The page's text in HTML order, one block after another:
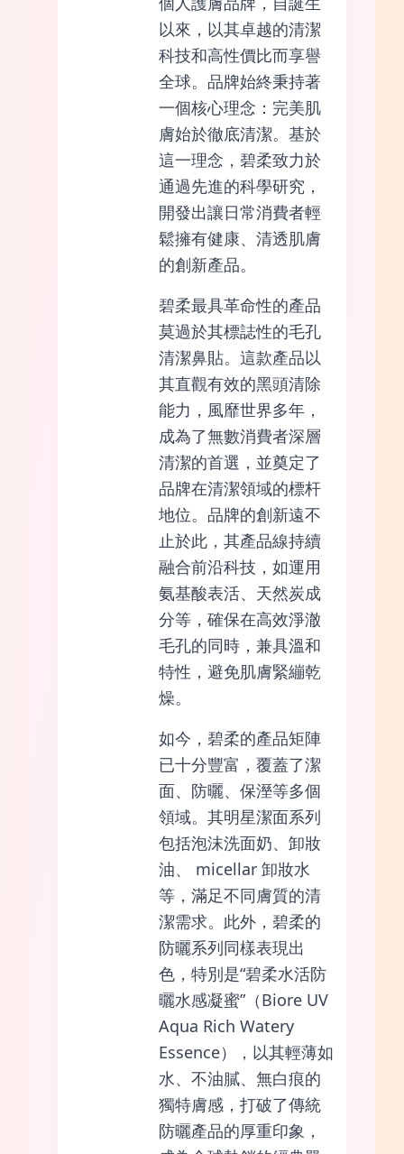
以來，以其卓越的清潔
科技和高性價比而享譽
全球。品牌始終秉持著
一個核心理念：完美肌
膚始於徹底清潔。基於
這一理念，碧柔致力於
通過先進的科學研究，
開發出讓日常消費者輕
鬆擁有健康、清透肌膚
的創新產品。
碧柔最具革命性的產品
莫過於其標誌性的毛孔
清潔鼻貼。這款產品以
其直觀有效的黑頭清除
能力，風靡世界多年，
成為了無數消費者深層
清潔的首選，並奠定了
品牌在清潔領域的標杆
地位。品牌的創新遠不
止於此，其產品線持續
融合前沿科技，如運用
氨基酸表活、天然炭成
分等，確保在高效淨澈
毛孔的同時，兼具溫和
特性，避免肌膚緊繃乾
燥。
如今，碧柔的產品矩陣
已十分豐富，覆蓋了潔
面、防曬、保溼等多個
領域。其明星潔面系列
包括泡沫洗面奶、卸妝
油、 micellar 卸妝水
等，滿足不同膚質的清
潔需求。此外，碧柔的
防曬系列同樣表現出
色，特別是“碧柔水活防
曬水感凝蜜”（Biore UV
Aqua Rich Watery
Essence），以其輕薄如
水、不油膩、無白痕的
獨特膚感，打破了傳統
防曬產品的厚重印象，